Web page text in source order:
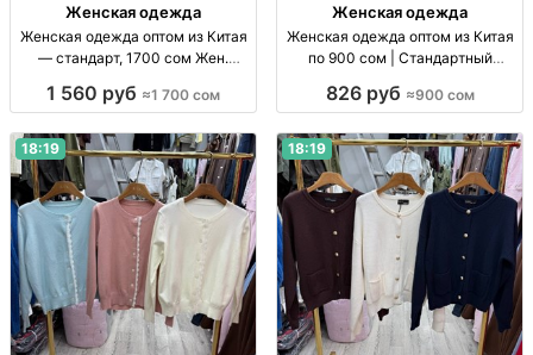
Женская одежда
Женская одежда оптом из Китая
— стандарт, 1700 сом Жен.
1700 сом, поставки по СНГ.
1 560 руб ≈1 700 сом
Женская одежда
Женская одежда оптом из Китая
по 900 сом | Стандартный
стандарт, Китай, 900 сом/шт.
826 руб ≈900 сом
18:19 18:19